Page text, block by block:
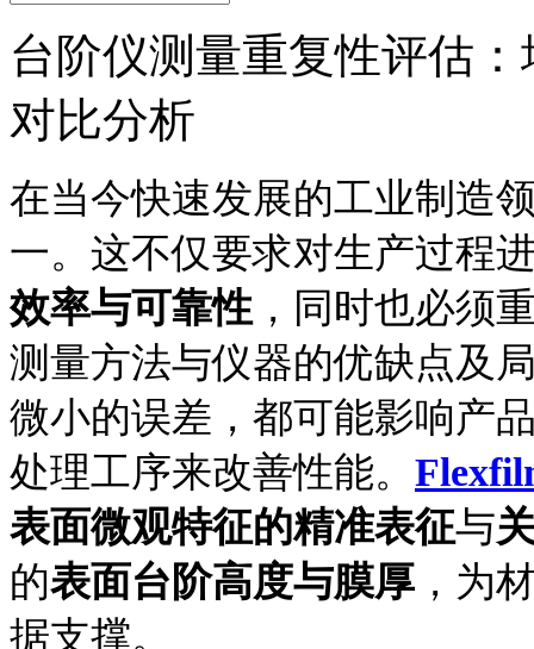
台阶仪测量重复性评估
对比分析
在当今快速发展的工业制造
一。这不仅要求对生产过程
效率与可靠性 ，同时也必须
测量方法与仪器的优缺点及
微小的误差，都可能影响产
处理工序来改善性能。
表面微观特征的精准表征与
的表面台阶高度与膜厚 ，为
据支撑。